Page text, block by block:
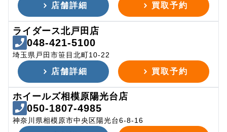
店舗詳細 買取予約
ライダース北戸田店
048-421-5100
埼玉県戸田市笹目北町10-22
店舗詳細 買取予約
ホイールズ相模原陽光台店
050-1807-4985
神奈川県相模原市中央区陽光台6-8-16